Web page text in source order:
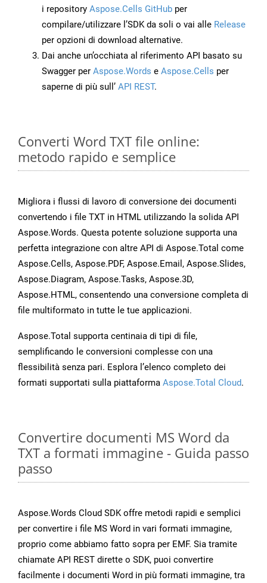
i repository Aspose.Cells GitHub per
compilare/utilizzare l’SDK da soli o vai alle Release
per opzioni di download alternative.
Dai anche un’occhiata al riferimento API basato su
Swagger per Aspose.Words e Aspose.Cells per
saperne di più sull’ API REST.
Converti Word TXT file online:
metodo rapido e semplice
Migliora i flussi di lavoro di conversione dei documenti
convertendo i file TXT in HTML utilizzando la solida API
Aspose.Words. Questa potente soluzione supporta una
perfetta integrazione con altre API di Aspose.Total come
Aspose.Cells, Aspose.PDF, Aspose.Email, Aspose.Slides,
Aspose.Diagram, Aspose.Tasks, Aspose.3D,
Aspose.HTML, consentendo una conversione completa di
file multiformato in tutte le tue applicazioni.
Aspose.Total supporta centinaia di tipi di file,
semplificando le conversioni complesse con una
flessibilità senza pari. Esplora l’elenco completo dei
formati supportati sulla piattaforma Aspose.Total Cloud.
Convertire documenti MS Word da
TXT a formati immagine - Guida passo
passo
Aspose.Words Cloud SDK offre metodi rapidi e semplici
per convertire i file MS Word in vari formati immagine,
proprio come abbiamo fatto sopra per EMF. Sia tramite
chiamate API REST dirette o SDK, puoi convertire
facilmente i documenti Word in più formati immagine, tra